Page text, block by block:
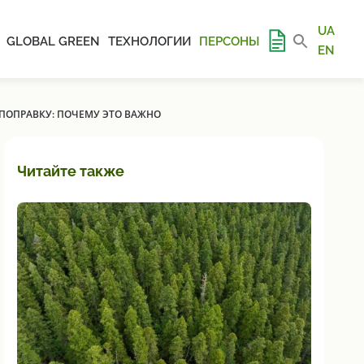
GLOBAL GREEN ТЕХНОЛОГИИ ПЕРСОНЫ
UA
EN
ПОЧЕМУ ЭТО ВАЖНО
Читайте также